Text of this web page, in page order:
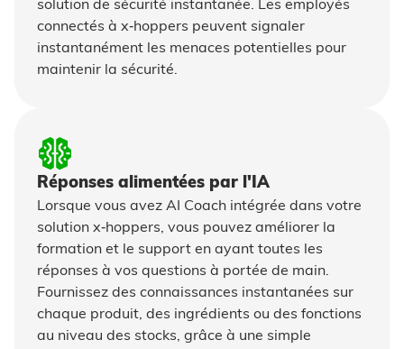
solution de sécurité instantanée. Les employés
connectés à x‑hoppers peuvent signaler
instantanément les menaces potentielles pour
maintenir la sécurité.
Réponses alimentées par l'IA
Lorsque vous avez AI Coach intégrée dans votre
solution x‑hoppers, vous pouvez améliorer la
formation et le support en ayant toutes les
réponses à vos questions à portée de main.
Fournissez des connaissances instantanées sur
chaque produit, des ingrédients ou des fonctions
au niveau des stocks, grâce à une simple